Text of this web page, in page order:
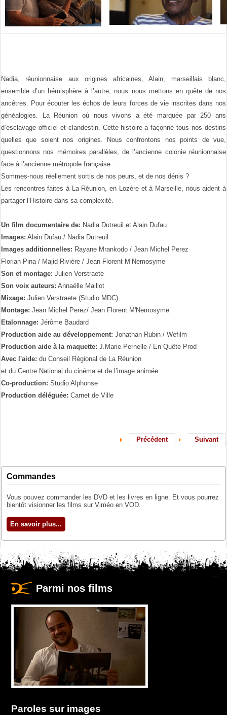
Nadia, réunionnaise aux origines africaines, Alain, marseillais blanc,
ensemble d’un hémisphère à l’autre, nous nous mettons en quête de nos
ancêtres. Pour écouter les échos de leurs forces de vie inscrites dans nos
généalogies. La Réunion où nous vivons a été marquée par 250 ans
d’esclavage officiel et clandestin. Cette histoire a façonné tous nos destins
quelles que soient nos origines. Nous confrontons nos points de vue,
questionnons nos mémoires parallèles, de l’ancienne colonie réunionnaise
face à l’ancienne métropole française .
Sommes-nous réellement sortis de nos peurs, et de nos dénis ?
Les rencontres faites à La Réunion, en Lozère et à Marseille, nous aident à
partager l’Histoire dans sa complexité.
Un film documentaire de: Nadia Dutreuil et Alain Dufau
Images: Alain Dufau / Nadia Dutreuil
Images additionnelles: Rayane Mrankodo / Jean Michel Perez
Florian Pina / Majid Rivière / Jean Florent M’Nemosyme
Son et montage: Julien Verstraete
Son voix auteurs: Annaëlle Maillot
Mixage: Julien Verstraete (Studio MDC)
Montage: Jean Michel Perez/ Jean Florent M'Nemosyme
Etalonnage: Jérôme Baudard
Production aide au développement: Jonathan Rubin / Wefilm
Production aide à la maquette: J.Marie Pernelle / En Quête Prod
Avec l'aide: du Conseil Régional de La Réunion
et du Centre National du cinéma et de l’image animée
Co-production: Studio Alphonse
Production déléguée: Carnet de Ville
Précédent Suivant
Commandes
Vous pouvez commander les DVD et les livres en ligne. Et vous pourrez
bientôt visionner les films sur Viméo en VOD.
En savoir plus...
Parmi nos films
Paroles sur images